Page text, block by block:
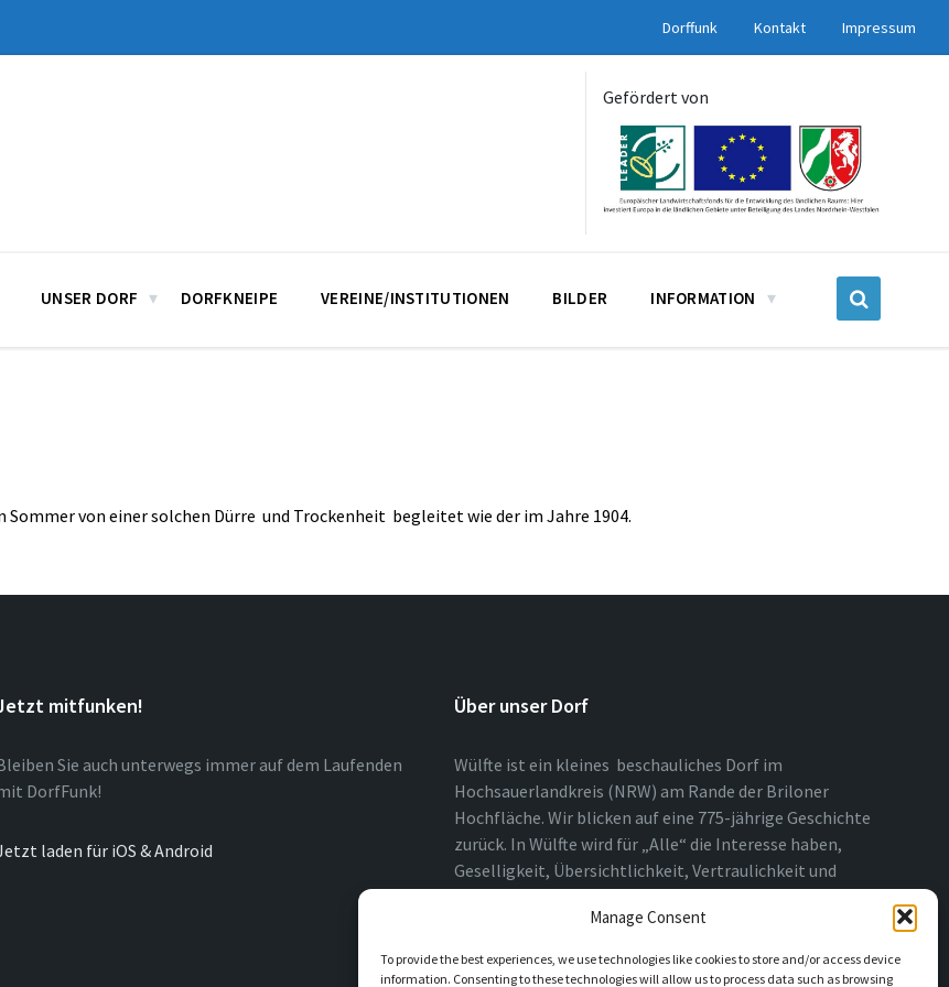
Manage Consent
To provide the best experiences, we use technologies like cookies to store and/or access device
information. Consenting to these technologies will allow us to process data such as browsing
Dorffunk Kontakt Impressum
Gefördert von
UNSER DORF DORFKNEIPE VEREINE/INSTITUTIONEN BILDER INFORMATION
Sommer von einer solchen Dürre und Trockenheit begleitet wie der im Jahre 1904.
mitfunken!
Sie auch unterwegs immer auf dem Laufenden
DorfFunk!
laden für iOS & Android
Über unser Dorf
Wülfte ist ein kleines beschauliches Dorf im
Hochsauerlandkreis (NRW) am Rande der Briloner
Hochfläche. Wir blicken auf eine 775-jährige Geschichte
zurück. In Wülfte wird für „Alle“ die Interesse haben,
Geselligkeit, Übersichtlichkeit, Vertraulichkeit und